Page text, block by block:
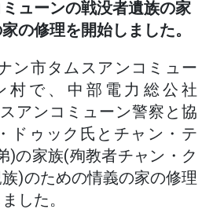
ューンの戦没者遺族の家
の修理を開始しました。
ン市タムスアンコミュー
村で、中部電力総公社
アンコミューン警察と協
ドゥック氏とチャン・テ
)の家族(殉教者チャン・ク
)のための情義の家の修理
した。